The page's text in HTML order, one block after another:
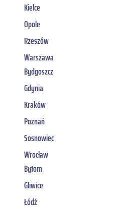
Kielce
Opole
Rzeszów
Warszawa
Bydgoszcz
Gdynia
Kraków
Poznań
Sosnowiec
Wrocław
Bytom
Gliwice
Łódź